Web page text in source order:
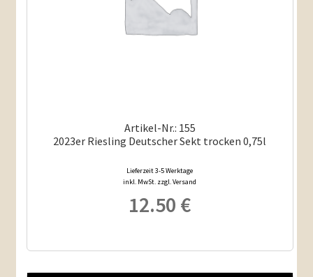
Artikel-Nr.: 155
2023er Riesling Deutscher Sekt trocken 0,75l
Lieferzeit 3-5 Werktage
inkl. MwSt. zzgl. Versand
12.50 €